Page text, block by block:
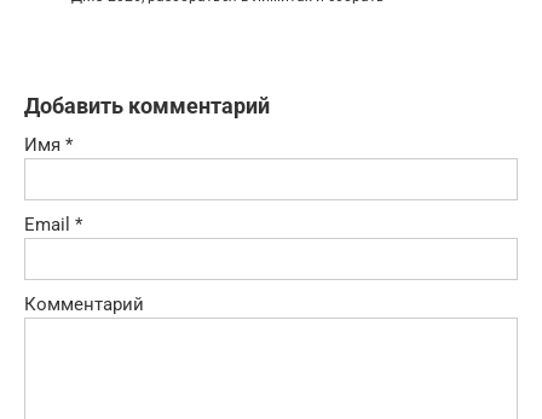
Добавить комментарий
Имя *
Email *
Комментарий